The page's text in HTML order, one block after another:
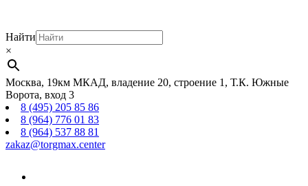
Найти
×
Москва, 19км МКАД, владение 20, строение 1, Т.К. Южные
Ворота, вход 3
8 (495) 205 85 86
8 (964) 776 01 83
8 (964) 537 88 81
zakaz@torgmax.center